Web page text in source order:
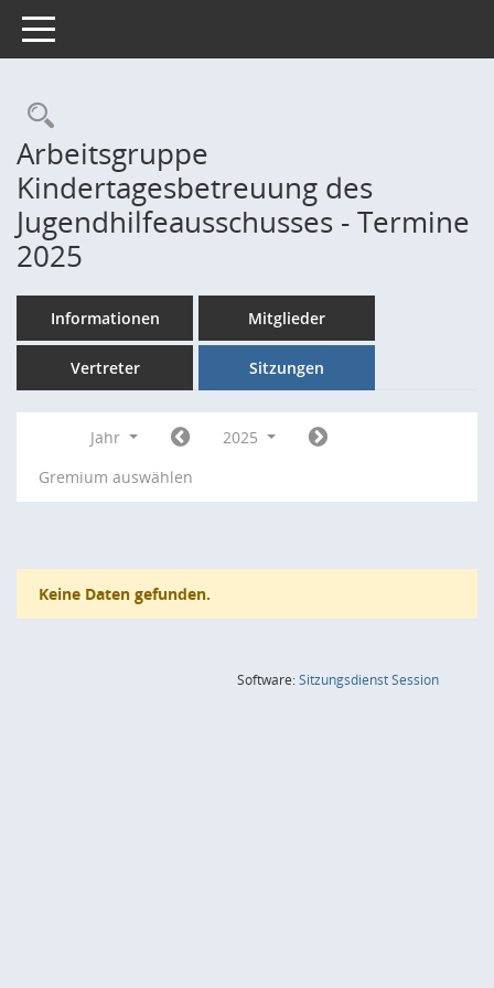
Toggle navigation
Rechercheauswahl
Arbeitsgruppe
Kindertagesbetreuung des
Jugendhilfeausschusses - Termine
2025
Informationen Mitglieder
Vertreter Sitzungen
Jahr
2025
Gremium auswählen
Keine Daten gefunden.
Software:SitzungsdienstSession(Wird in